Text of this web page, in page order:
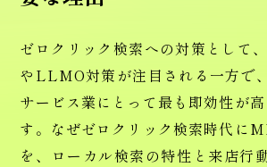
ゼロクリック検索への対策として
やLLMO対策が注目される一方で
サービス業にとって最も即効性が
す。なぜゼロクリック検索時代に
を、ローカル検索の特性と来店行